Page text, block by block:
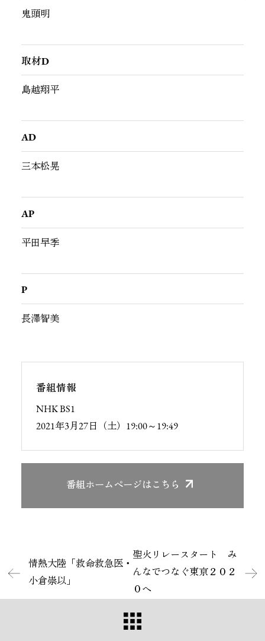
鬼頭明
取材D
島越翔平
AD
三本松晃
AP
平田早季
P
長澤智美
番組情報
NHK BS1
2021年3月27日（土）19:00～19:49
番組ホームページ はこちら
情熱大陸「救命救急医・
小倉崇以」
聖火リレースタート み
んなでつなぐ東京２０２
０へ